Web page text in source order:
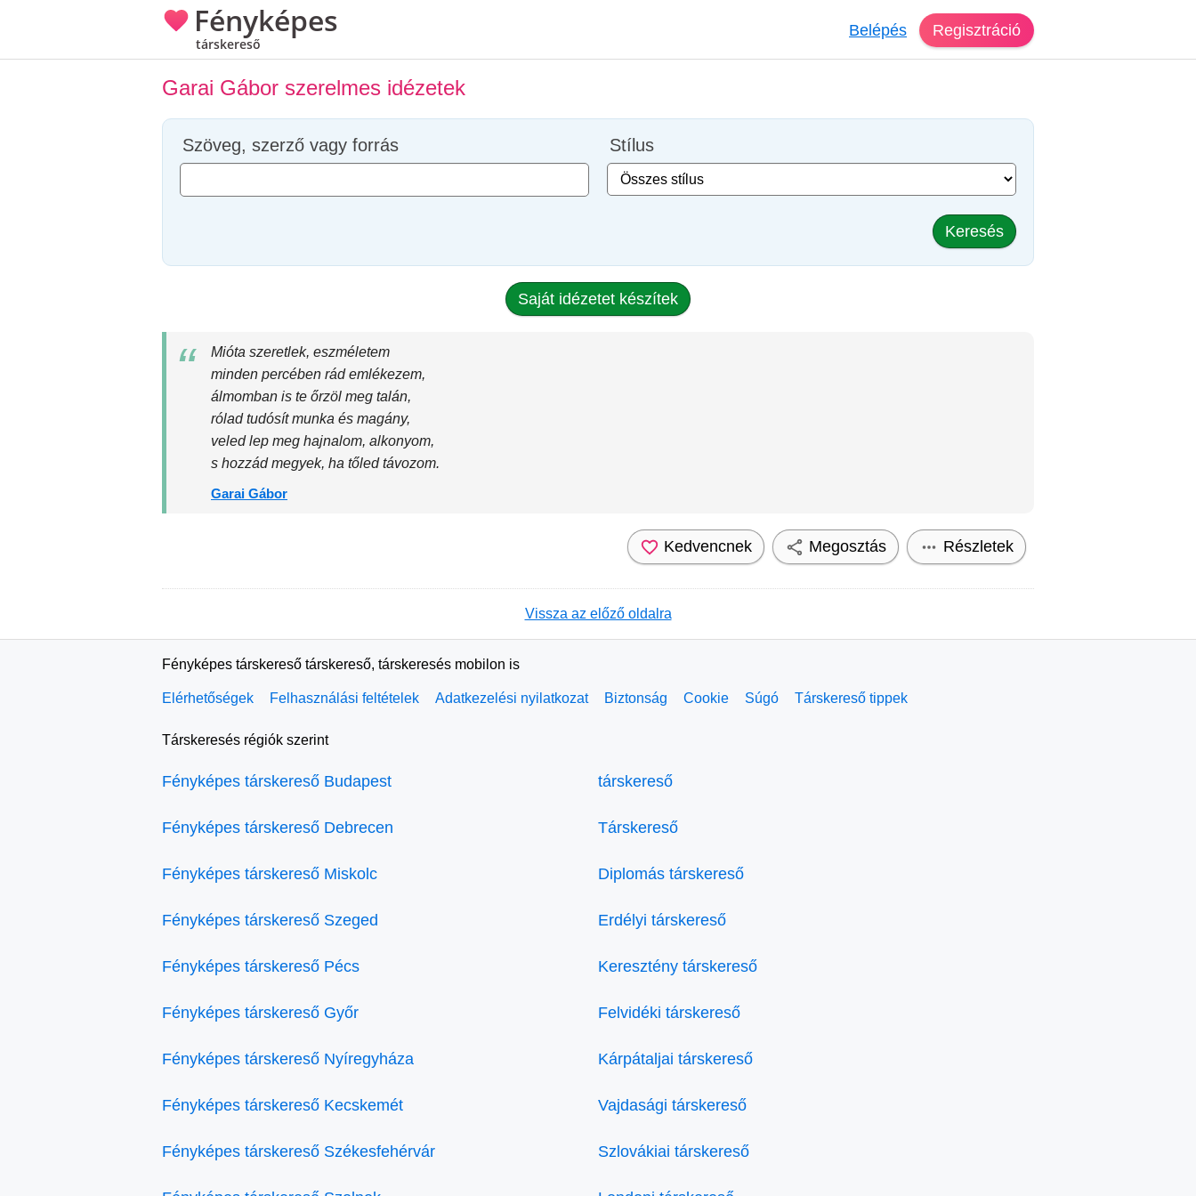
Fényképes
társkereső
Belépés Regisztráció
Garai Gábor szerelmes idézetek
Szöveg, szerző vagy forrás Stílus
Keresés
Saját idézetet készítek
Mióta szeretlek, eszméletem
minden percében rád emlékezem,
álmomban is te őrzöl meg talán,
rólad tudósít munka és magány,
veled lep meg hajnalom, alkonyom,
s hozzád megyek, ha tőled távozom.
Garai Gábor
Kedvencnek Megosztás Részletek
Vissza az előző oldalra
Fényképes társkereső társkereső, társkeresés mobilon is
Elérhetőségek Felhasználási feltételek Adatkezelési nyilatkozat Biztonság Cookie Súgó Társkereső tippek
Társkeresés régiók szerint
Fényképes társkereső Budapest
Fényképes társkereső Debrecen
Fényképes társkereső Miskolc
Fényképes társkereső Szeged
Fényképes társkereső Pécs
Fényképes társkereső Győr
Fényképes társkereső Nyíregyháza
Fényképes társkereső Kecskemét
Fényképes társkereső Székesfehérvár
társkereső
Társkereső
Diplomás társkereső
Erdélyi társkereső
Keresztény társkereső
Felvidéki társkereső
Kárpátaljai társkereső
Vajdasági társkereső
Szlovákiai társkereső